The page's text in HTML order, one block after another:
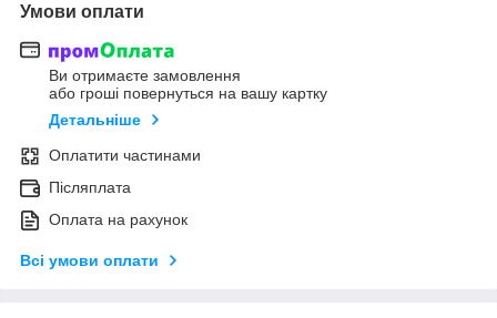
Умови оплати
Ви отримаєте замовлення
або гроші повернуться на вашу картку
Детальніше
Оплатити частинами
Післяплата
Оплата на рахунок
Всі умови оплати